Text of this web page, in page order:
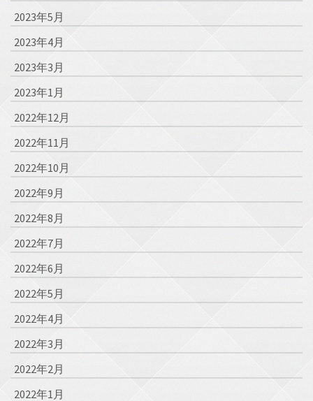
2023年5月
2023年4月
2023年3月
2023年1月
2022年12月
2022年11月
2022年10月
2022年9月
2022年8月
2022年7月
2022年6月
2022年5月
2022年4月
2022年3月
2022年2月
2022年1月